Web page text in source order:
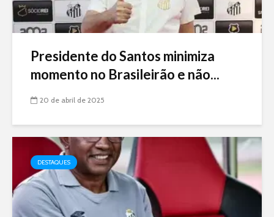
Presidente do Santos minimiza
momento no Brasileirão e não...
20 de abril de 2025
DESTAQUES